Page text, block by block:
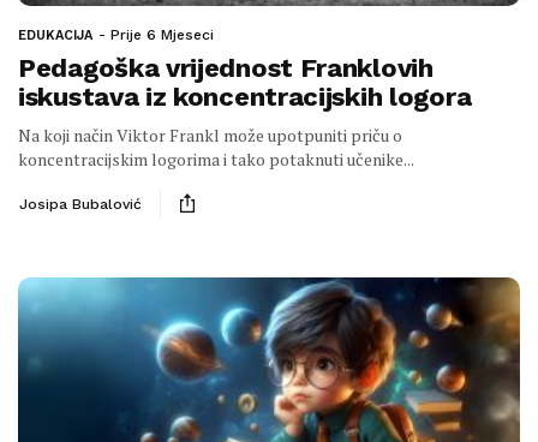
EDUKACIJA Prije 6 Mjeseci
Pedagoška vrijednost Franklovih
iskustava iz koncentracijskih logora
Na koji način Viktor Frankl može upotpuniti priču o
koncentracijskim logorima i tako potaknuti učenike...
Josipa Bubalović